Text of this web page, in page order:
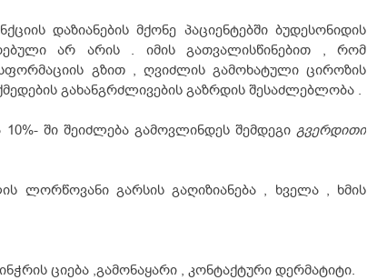
დაზიანების მქონე პაციენტებში ბუდესონიდის
არ არის . იმის გათვალისწინებით , რომ
გზით , ღვიძლის გამოხატული ციროზის
გახანგრძლივების გაზრდის შესაძლებლობა .
ში შეიძლება გამოვლინდეს შემდეგი გვერდითი
ლორწოვანი გარსის გაღიზიანება , ხველა , ხმის
ციება ,გამონაყარი , კონტაქტური დერმატიტი.